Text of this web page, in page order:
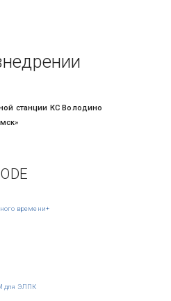
станции КС Володино
времени+
для ЭЛПК